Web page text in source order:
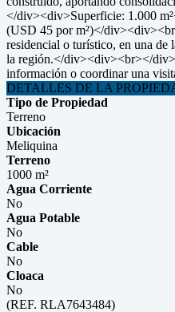
</div><div>Superficie: 1.000
(USD 45 por m²)</
residencial o turístico, en una de
la región.</div><div><br></
información o coordinar una
DETALLES DE LA
Tipo de Propiedad
Terreno
Ubicación
Meliquina
Terreno
1000 m²
Agua Corriente
No
Agua Potable
No
Cable
No
Cloaca
No
(REF. RLA7643484)